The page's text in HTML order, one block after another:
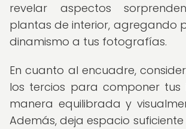
revelar aspectos
plantas de interior, agregando
dinamismo a tus fotografías.
En cuanto al encuadre,
los tercios para componer tus
manera equilibrada y
Además, deja espacio